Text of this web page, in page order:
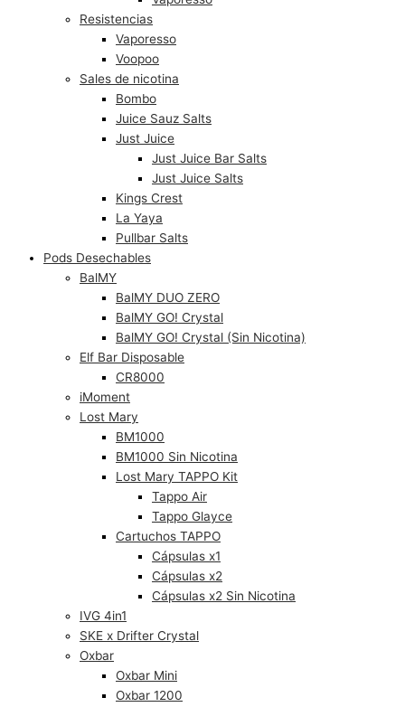
Resistencias
Vaporesso
Voopoo
Sales de nicotina
Bombo
Juice Sauz Salts
Just Juice
Just Juice Bar Salts
Just Juice Salts
Kings Crest
La Yaya
Pullbar Salts
Pods Desechables
BalMY
BalMY DUO ZERO
BalMY GO! Crystal
BalMY GO! Crystal (Sin Nicotina)
Elf Bar Disposable
CR8000
iMoment
Lost Mary
BM1000
BM1000 Sin Nicotina
Lost Mary TAPPO Kit
Tappo Air
Tappo Glayce
Cartuchos TAPPO
Cápsulas x1
Cápsulas x2
Cápsulas x2 Sin Nicotina
IVG 4in1
SKE x Drifter Crystal
Oxbar
Oxbar Mini
Oxbar 1200